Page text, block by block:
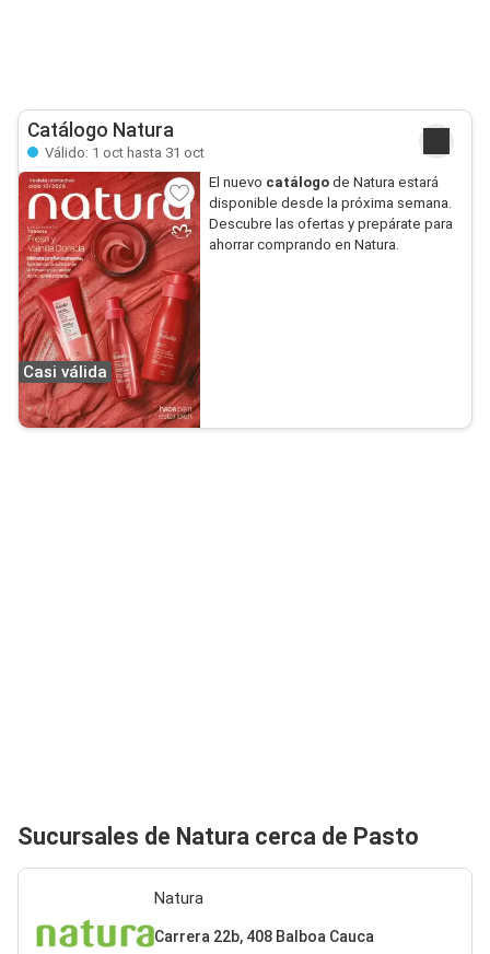
Catálogo Natura
Válido: 1 oct hasta 31 oct
Casi válida
El nuevo catálogode Natura estará
disponible desde la próxima semana.
Descubre las ofertas y prepárate para
ahorrar comprando en Natura.
Sucursales de Natura cerca de Pasto
Natura
Carrera 22b, 408 Balboa Cauca